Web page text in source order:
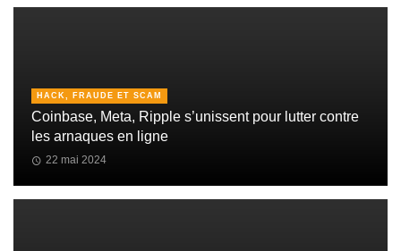
HACK, FRAUDE ET SCAM
Coinbase, Meta, Ripple s’unissent pour lutter contre
les arnaques en ligne
22 mai 2024